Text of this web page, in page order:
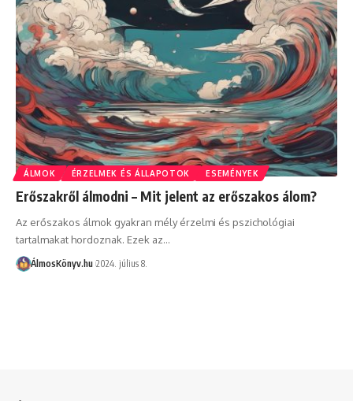
ÁLMOK ÉRZELMEK ÉS ÁLLAPOTOK ESEMÉNYEK
Erőszakről álmodni – Mit jelent az erőszakos álom?
Az erőszakos álmok gyakran mély érzelmi és pszichológiai
tartalmakat hordoznak. Ezek az…
ÁlmosKönyv.hu 2024. július 8.